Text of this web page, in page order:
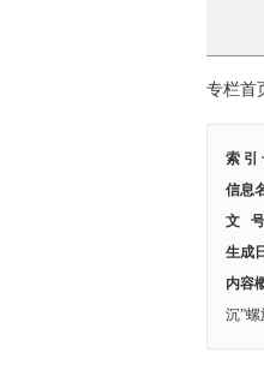
专栏首
索 引
信息
文 号
生成
内容
沉”